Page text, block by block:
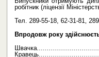
робітник (ліцензії
Тел. 289-55-18, 62-31-81,
Впродовж року